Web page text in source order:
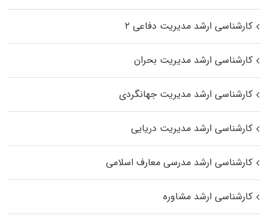
کارشناسی ارشد مدیریت دفاعی ۲
کارشناسی ارشد مدیریت بحران
کارشناسی ارشد مدیریت جهانگردی
کارشناسی ارشد مدیریت دریایی
کارشناسی ارشد مدرسی معارف اسلامی
کارشناسی ارشد مشاوره